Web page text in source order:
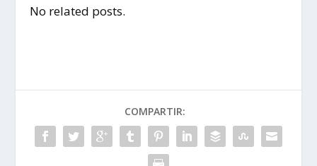
No related posts.
COMPARTIR: